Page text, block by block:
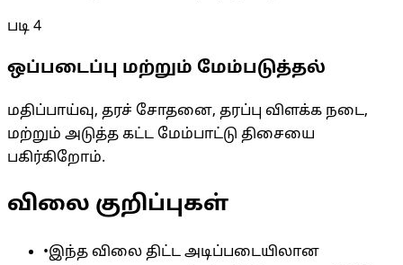
படி 4
ஒப்படைப்பு மற்றும் மேம்படுத்தல்
மதிப்பாய்வு, தரச் சோதனை, தரப்பு விளக்க நடை,
மற்றும் அடுத்த கட்ட மேம்பாட்டு திசையை
பகிர்கிறோம்.
விலை குறிப்புகள்
•இந்த விலை திட்ட அடிப்படையிலான